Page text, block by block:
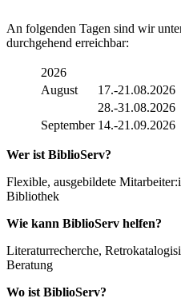
An folgenden Tagen sind wir
durchgehend erreichbar:
2026
August
17.-21.08.2026
28.-31.08.2026
September 14.-21.09.2026
Wer ist BiblioServ?
Flexible, ausgebildete
Bibliothek
Wie kann BiblioServ helfen?
Literaturrecherche,
Beratung
Wo ist BiblioServ?